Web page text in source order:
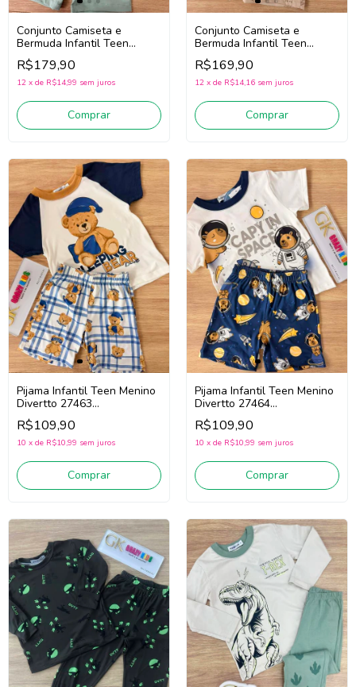
Conjunto Camiseta e
Bermuda Infantil Teen
Menino Divertto 27411
(Bege/Verde)
R$179,90
12 x de R$14,99 sem juros
Comprar
Conjunto Camiseta e
Bermuda Infantil Teen
Menino Divertto 27428
(Azul/Bege)
R$169,90
12 x de R$14,16 sem juros
Comprar
Pijama Infantil Teen Menino
Divertto 27463
(Branco/Marinho)
R$109,90
10 x de R$10,99 sem juros
Comprar
Pijama Infantil Teen Menino
Divertto 27464
(Branco/Marinho)
R$109,90
10 x de R$10,99 sem juros
Comprar